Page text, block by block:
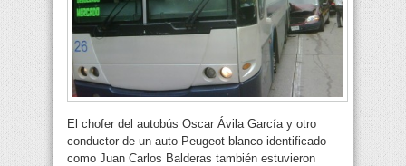
El chofer del autobús Oscar Ávila García y otro
conductor de un auto Peugeot blanco identificado
como Juan Carlos Balderas también estuvieron